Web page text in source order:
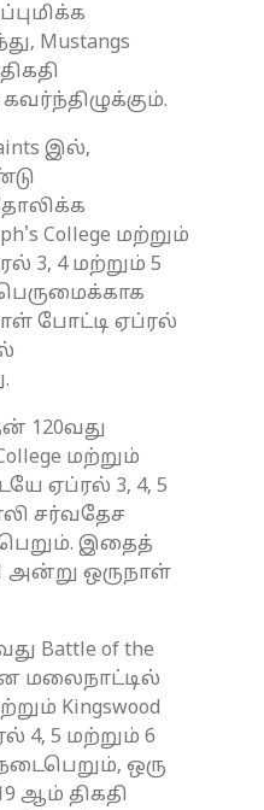
Mustangs
இல்,
College மற்றும்
3, 4 மற்றும் 5
போட்டி ஏப்ரல்
120வது
மற்றும்
ஏப்ரல் 3, 4, 5
சர்வதேச
இதைத்
அன்று ஒருநாள்
Battle of the
மலைநாட்டில்
Kingswood
4, 5 மற்றும் 6
ஒரு
ஆம் திகதி